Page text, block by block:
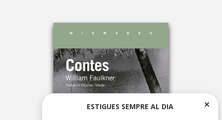
ESTIGUES SEMPRE AL DIA